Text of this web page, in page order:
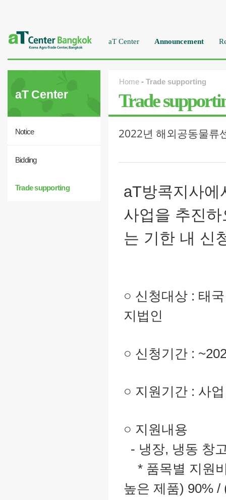
aT Center Announcement
aT Center
Notice
Bidding
Trade supporting
Home - Trade supporting
Trade
2022년 해외공동물류
aT방콕지사
사업을 추진
는 기한 내 신
○ 신청대상 : 태
지법인
○ 신청기간 :
○ 지원기간 : 사
○ 지원내용
- 냉장, 냉동 창
* 품목별 지원
높은 제품) 90%